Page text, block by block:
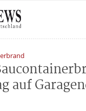
auf